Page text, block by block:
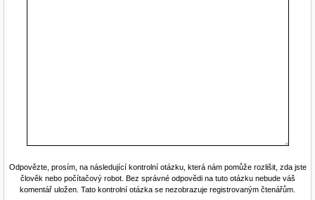
Odpovězte, prosím, na následující kontrolní otázku, která nám pomůže rozlišit, zda jste
člověk nebo počítačový robot. Bez správné odpovědi na tuto otázku nebude váš
komentář uložen. Tato kontrolní otázka se nezobrazuje registrovaným čtenářům.